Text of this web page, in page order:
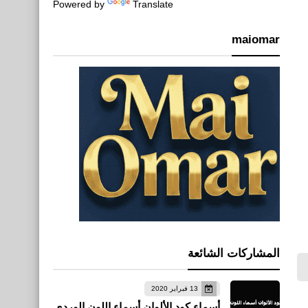
Powered by Translate
maiomar
المشاركات الشائعة
13 فبراير 2020